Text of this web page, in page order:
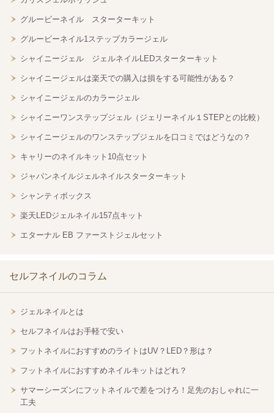
グルービーネイル スターターキット
グルービーネイル1ステップカラージェル
シャイニージェル ジェルネイルLEDスターターキット
シャイニージェルは楽天での購入は損をする可能性がある？
シャイニージェルのカラージェル
シャイニーワンステップジェル（ジェリーネイル１STEPとの比較）
シャイニージェルのワンステップジェルを口コミではどうなの？
キャリーのネイルキット10点セット
ジャパンネイルジェルネイルスターターキット
シャンティボックス
楽天LEDジェルネイル157点キット
エターナル EB ファーストジェルセット
セルフネイルのコラム
ジェルネイルとは
セルフネイルはお手軽で安い
フットネイルにおすすめのライトはUV？LED？形は？
フットネイルにおすすめネイルキットはどれ？
サマーシーズンにフットネイルで差をつけろ！足先のおしゃれに一
工夫